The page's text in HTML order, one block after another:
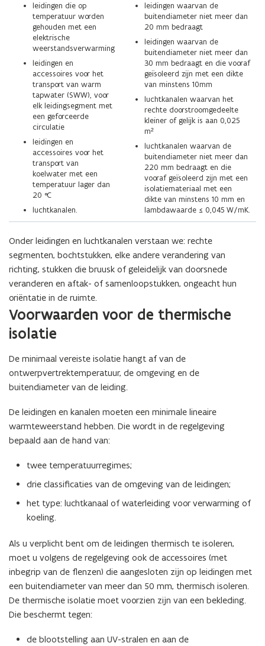
leidingen die op
temperatuur worden
gehouden met een
elektrische
weerstandsverwarming
leidingen en
accessoires voor het
transport van warm
tapwater (SWW), voor
elk leidingsegment met
een geforceerde
circulatie
leidingen en
accessoires voor het
transport van
koelwater met een
temperatuur lager dan
20 °C
luchtkanalen.
leidingen waarvan de
buitendiameter niet meer dan
20 mm bedraagt
leidingen waarvan de
buitendiameter niet meer dan
30 mm bedraagt en die vooraf
geïsoleerd zijn met een dikte
van minstens 10mm
luchtkanalen waarvan het
rechte doorstroomgedeelte
kleiner of gelijk is aan 0,025
m²
luchtkanalen waarvan de
buitendiameter niet meer dan
220 mm bedraagt en die
vooraf geïsoleerd zijn met een
isolatiemateriaal met een
dikte van minstens 10 mm en
lambdawaarde ≤ 0,045 W/mK.
Onder leidingen en luchtkanalen verstaan we: rechte
segmenten, bochtstukken, elke andere verandering van
richting, stukken die bruusk of geleidelijk van doorsnede
veranderen en aftak- of samenloopstukken, ongeacht hun
oriëntatie in de ruimte.
Voorwaarden voor de thermische
isolatie
De minimaal vereiste isolatie hangt af van de
ontwerpvertrektemperatuur, de omgeving en de
buitendiameter van de leiding.
De leidingen en kanalen moeten een minimale lineaire
warmteweerstand hebben. Die wordt in de regelgeving
bepaald aan de hand van:
twee temperatuurregimes;
drie classificaties van de omgeving van de leidingen;
het type: luchtkanaal of waterleiding voor verwarming of
koeling.
Als u verplicht bent om de leidingen thermisch te isoleren,
moet u volgens de regelgeving ook de accessoires (met
inbegrip van de flenzen) die aangesloten zijn op leidingen met
een buitendiameter van meer dan 50 mm, thermisch isoleren.
De thermische isolatie moet voorzien zijn van een bekleding.
Die beschermt tegen:
de blootstelling aan UV-stralen en aan de